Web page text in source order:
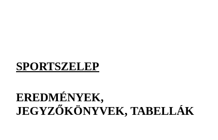
SPORTSZELEP
EREDMÉNYEK,
JEGYZŐKÖNYVEK, TABELLÁK